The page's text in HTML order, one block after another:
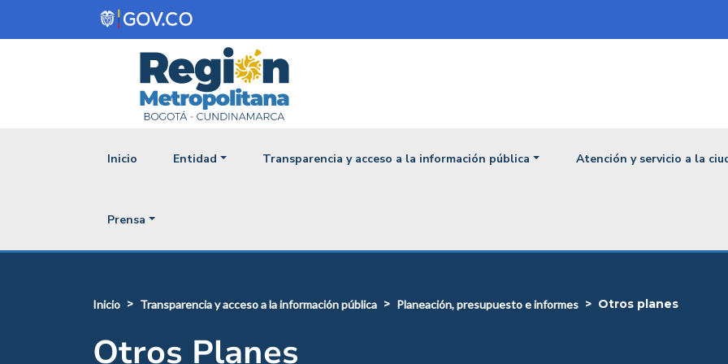
Pasar al contenido principal
Navegación principal
Inicio Entidad Transparencia y acceso a la información pública Atención y servicio a la
Prensa
inicio transparencia y acceso a la información pública planeación, presupuesto e informes otros planes
Otros Planes